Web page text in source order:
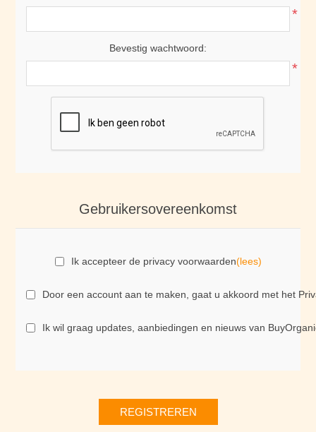
*
Bevestig wachtwoord:
*
Gebruikersovereenkomst
Ik accepteer de privacy voorwaarden(lees)
Door een account aan te maken, gaat u akkoord met het
Ik wil graag updates, aanbiedingen en nieuws van
REGISTREREN